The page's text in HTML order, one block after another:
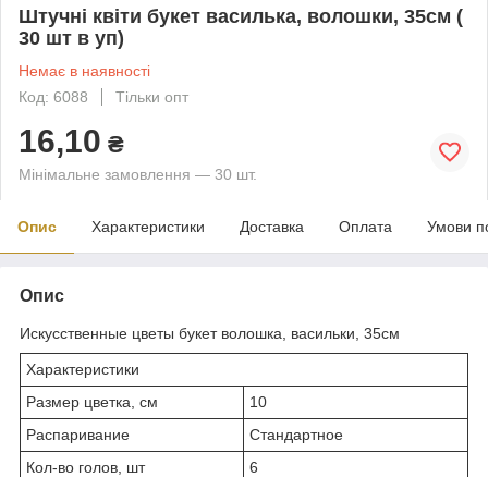
Штучні квіти букет василька, волошки, 35см (
30 шт в уп)
Немає в наявності
Код: 6088
Тільки опт
16,10 ₴
Мінімальне замовлення — 30 шт.
Опис Характеристики Доставка Оплата Умови
Опис
Искусственные цветы букет волошка, васильки, 35см
Характеристики
Размер цветка, см
10
Распаривание
Стандартное
Кол-во голов, шт
6